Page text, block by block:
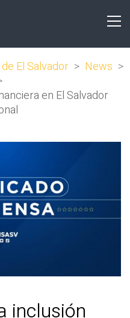
El Salvador > News >
en El Salvador
inclusión